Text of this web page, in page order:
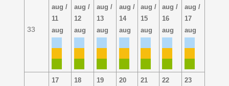
33
aug /
11
aug
aug /
12
aug
aug /
13
aug
aug /
14
aug
aug /
15
aug
aug /
16
aug
aug /
17
aug
17
18
19
20
21
22
23